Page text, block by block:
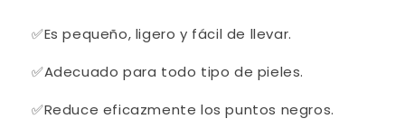
✅Es pequeño, ligero y fácil de llevar.
✅Adecuado para todo tipo de pieles.
✅Reduce eficazmente los puntos negros.